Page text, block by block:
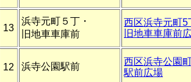
13
浜寺元町５丁・
旧地車車庫前
西区浜寺元町5
旧地車車庫前
12 浜寺公園駅前
西区浜寺公園
駅前広場